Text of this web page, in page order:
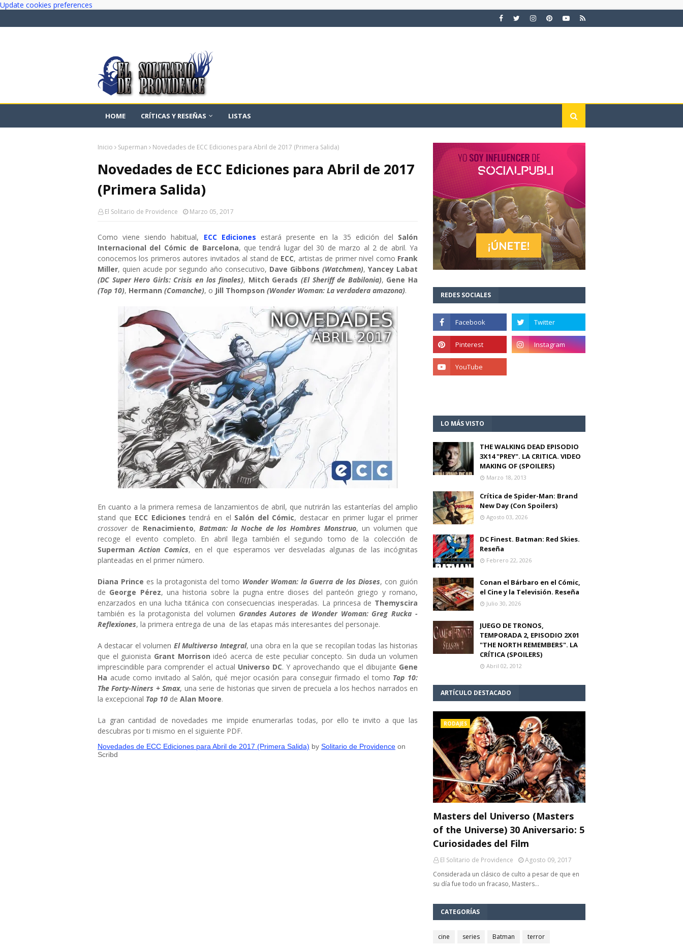
Update cookies preferences
HOME CRÍTICAS Y RESEÑAS LISTAS
Inicio Superman Novedades de ECC Ediciones para Abril de 2017 (Primera Salida)
Novedades de ECC Ediciones para Abril de 2017
(Primera Salida)
El Solitario de Providence Marzo 05, 2017
Como viene siendo habitual, ECC Ediciones estará presente en la 35 edición del Salón
Internacional del Cómic de Barcelona, que tendrá lugar del 30 de marzo al 2 de abril. Ya
conocemos los primeros autores invitados al stand de ECC, artistas de primer nivel como Frank
Miller, quien acude por segundo año consecutivo, Dave Gibbons (Watchmen), Yancey Labat
(DC Super Hero Girls: Crisis en los finales), Mitch Gerads(El Sheriff de Babilonia), Gene Ha
(Top 10), Hermann (Comanche), o Jill Thompson (Wonder Woman: La verdadera amazona).
En cuanto a la primera remesa de lanzamientos de abril, que nutrirán las estanterías del amplio
stand que ECC Edicionestendrá en el Salón del Cómic, destacar en primer lugar el primer
crossover de Renacimiento, Batman: la Noche de los Hombres Monstruo, un volumen que
recoge el evento completo. En abril llega también el segundo tomo de la colección de
SupermanAction Comics, en el que esperamos ver desveladas algunas de las incógnitas
planteadas en el primer número.
Diana Prince es la protagonista del tomo Wonder Woman: la Guerra de los Dioses, con guión
de George Pérez, una historia sobre la pugna entre dioses del panteón griego y romano,
enzarzados en una lucha titánica con consecuencias inesperadas. La princesa de Themyscira
también es la protagonista del volumen Grandes Autores de Wonder Woman: Greg Rucka -
Reflexiones, la primera entrega de una de las etapas más interesantes del personaje.
A destacar el volumen El Multiverso Integral, una obra en la que se recopilan todas las historias
que el guionista Grant Morrison ideó acerca de este peculiar concepto. Sin duda un volumen
imprescindible para comprender el actual Universo DC. Y aprovechando que el dibujante Gene
Ha acude como invitado al Salón, qué mejor ocasión para conseguir firmado el tomo Top 10:
The Forty-Niners + Smax, una serie de historias que sirven de precuela a los hechos narrados en
la excepcional Top 10 de Alan Moore.
La gran cantidad de novedades me impide enumerarlas todas, por ello te invito a que las
descubras por ti mismo en el siguiente PDF.
Novedades de ECC Ediciones para Abril de 2017 (Primera Salida) by Solitario de Providence on
Scribd
REDES SOCIALES
LO MÁS VISTO
THE WALKING DEAD EPISODIO
3X14 "PREY". LA CRITICA. VIDEO
MAKING OF (SPOILERS)
Marzo 18, 2013
Crítica de Spider-Man: Brand
New Day (Con Spoilers)
Agosto 03, 2026
DC Finest. Batman: Red Skies.
Reseña
Febrero 22, 2026
Conan el Bárbaro en el Cómic,
el Cine y la Televisión. Reseña
Julio 30, 2026
JUEGO DE TRONOS,
TEMPORADA 2, EPISODIO 2X01
"THE NORTH REMEMBERS". LA
CRÍTICA (SPOILERS)
Abril 02, 2012
ARTÍCULO DESTACADO
RODAJES
Masters del Universo (Masters
of the Universe) 30 Aniversario: 5
Curiosidades del Film
El Solitario de Providence
Agosto 09, 2017
Considerada un clásico de culto a pesar de que en
su día fue todo un fracaso, Masters…
CATEGORÍAS
cine series Batman
terror